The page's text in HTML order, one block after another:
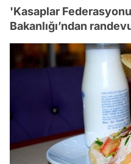
'Kasaplar
Bakanlığı’ndan